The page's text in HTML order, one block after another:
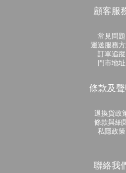
顧客服
常見問題
運送服務
訂單追蹤
門市地址
條款及
退換貨政
條款與細
私隱政策
聯絡我